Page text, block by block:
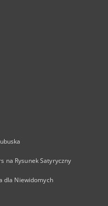
na Rysunek Satyryczny
dla Niewidomych